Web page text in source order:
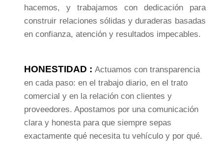
hacemos, y trabajamos con dedicación para
construir relaciones sólidas y duraderas basadas
en confianza, atención y resultados impecables.
HONESTIDAD :Actuamos con transparencia
en cada paso: en el trabajo diario, en el trato
comercial y en la relación con clientes y
proveedores. Apostamos por una comunicación
clara y honesta para que siempre sepas
exactamente qué necesita tu vehículo y por qué.